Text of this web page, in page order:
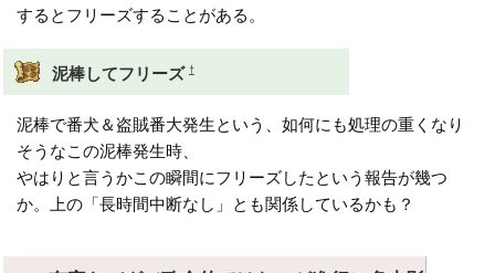
するとフリーズすることがある。
泥棒してフリーズ †
泥棒で番犬＆盗賊番大発生という、如何にも処理の重くなり
そうなこの泥棒発生時、
やはりと言うかこの瞬間にフリーズしたという報告が幾つ
か。上の「長時間中断なし」とも関係しているかも？